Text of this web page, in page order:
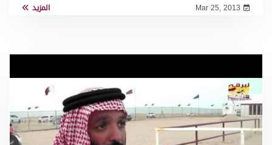
Mar 25, 2013 المزيد